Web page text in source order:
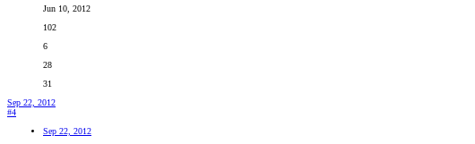
Jun 10, 2012
102
6
28
31
Sep 22, 2012
#4
Sep 22, 2012